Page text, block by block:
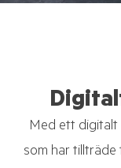
Med ett digitalt
som har tillträde